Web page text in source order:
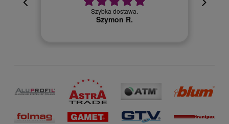
Szybka dostawa.
Szymon R.